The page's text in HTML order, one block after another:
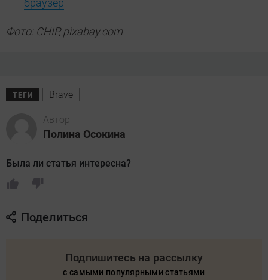
браузер
Фото: CHIP, pixabay.com
ТЕГИ Brave
Автор
Полина Осокина
Была ли статья интересна?
Поделиться
Подпишитесь на рассылку
с самыми популярными статьями